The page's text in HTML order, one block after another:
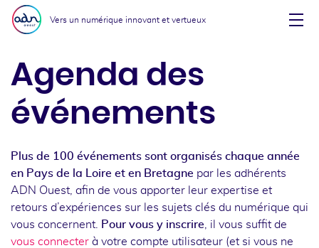
Aller au menu
Aller au contenu
Vers un numérique innovant et vertueux
Agenda des
événements
Plus de 100 événements sont organisés chaque année
en Pays de la Loire et en Bretagne par les adhérents
ADN Ouest, afin de vous apporter leur expertise et
retours d’expériences sur les sujets clés du numérique qui
vous concernent.
Pour vous y inscrire , il vous suffit de
vous connecter à votre compte utilisateur (et si vous ne